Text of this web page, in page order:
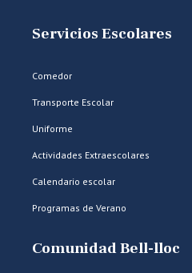
Servicios Escolares
Comedor
Transporte Escolar
Uniforme
Actividades Extraescolares
Calendario escolar
Programas de Verano
Comunidad Bell-lloc